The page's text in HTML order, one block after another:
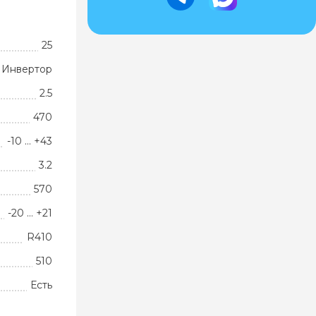
25
Инвертор
2.5
470
-10 … +43
3.2
570
-20 … +21
R410
510
Есть